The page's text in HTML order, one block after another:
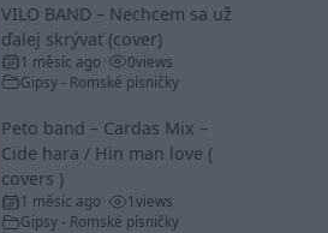
VILO BAND – Nechcem sa už
ďalej skrývať (cover)
1 měsíc ago 0views
Gipsy - Romské písničky
Peto band – Cardas Mix –
Cide hara / Hin man love (
covers )
1 měsíc ago 1views
Gipsy - Romské písničky